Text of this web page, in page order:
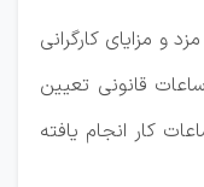
قانون کار، مزد و مزایای کارگرانی
قانونی تعیین
کار انجام یافته